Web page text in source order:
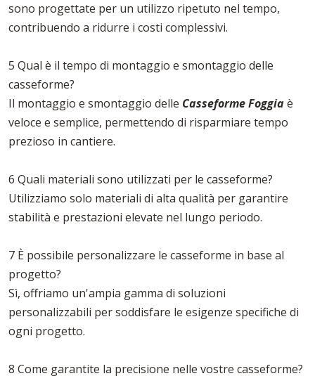
sono progettate per un utilizzo ripetuto nel tempo,
contribuendo a ridurre i costi complessivi.
5 Qual è il tempo di montaggio e smontaggio delle
casseforme?
Il montaggio e smontaggio delle Casseforme Foggiaè
veloce e semplice, permettendo di risparmiare tempo
prezioso in cantiere.
6 Quali materiali sono utilizzati per le casseforme?
Utilizziamo solo materiali di alta qualità per garantire
stabilità e prestazioni elevate nel lungo periodo.
7 È possibile personalizzare le casseforme in base al
progetto?
Sì, offriamo un'ampia gamma di soluzioni
personalizzabili per soddisfare le esigenze specifiche di
ogni progetto.
8 Come garantite la precisione nelle vostre casseforme?